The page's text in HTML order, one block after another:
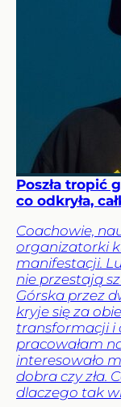
Poszła tropić
co odkryła,
Coachowie,
organizatorki
manifestacji.
nie przestają
Górska przez
kryje się za
transformacji i
pracowałam
interesowało
dobra czy zła.
dlaczego tak